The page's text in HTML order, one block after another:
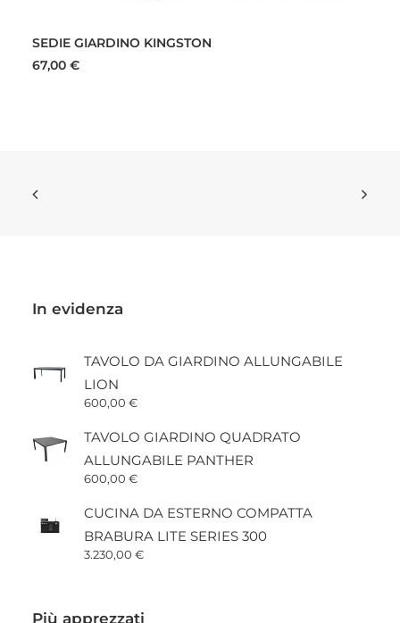
ha
più
pagina
SEDIE GIARDINO KINGSTON
67,00 €
In evidenza
TAVOLO DA GIARDINO ALLUNGABILE
LION
600,00 €
TAVOLO GIARDINO QUADRATO
ALLUNGABILE PANTHER
600,00 €
CUCINA DA ESTERNO COMPATTA
BRABURA LITE SERIES 300
3.230,00 €
Più apprezzati